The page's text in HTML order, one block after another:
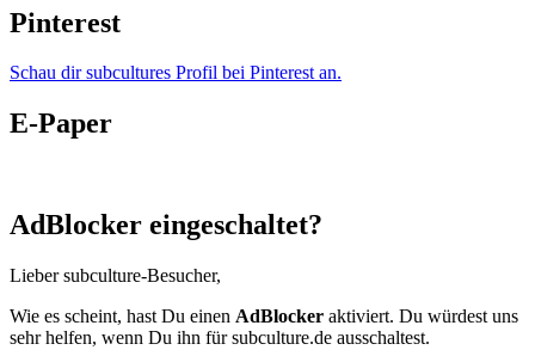
Pinterest
Schau dir subcultures Profil bei Pinterest an.
E-Paper
AdBlocker eingeschaltet?
Lieber subculture-Besucher,
Wie es scheint, hast Du einen AdBlocker aktiviert. Du würdest uns
sehr helfen, wenn Du ihn für subculture.de ausschaltest.